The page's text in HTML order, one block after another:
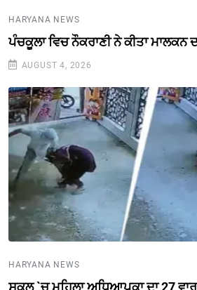
HARYANA NEWS
ਪੰਚਕੂਲਾ ਵਿਚ ਨੌਕਰਾਣੀ ਨੇ ਕੀਤਾ ਮਾਲਕਨ
AUGUST 4, 2026
HARYANA NEWS
ਸਕੂਲ `ਚ ਮਹਿਲਾ ਅਧਿਆਪਕਾ ਦਾ 27 ਵਾਰ